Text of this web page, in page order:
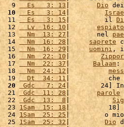
  9
  Es   3: 13
| Dio
10
  Es   3: 14
|
11
  Es   3: 15
|         il
12
  Lv  16: 10
|
13
  Nm  13: 27
|       nel
14
  Nm  16: 28
| saprete
15
  Nm  16: 29
| uomini ,
16
  Nm  22: 10
| Zippor
17
  Nm  22: 37
| Balaam :
18
  Nm  24: 12
|
19
  Dt  34: 11
|
20
Gdc   7: 24|        24]
21 Gdc  11: 28 | parole
22 Gdc  13:  8|
23 1Sam  15: 18|
24 1Sam  25: 25|         o mio
25 1Sam  25: 32| Dio